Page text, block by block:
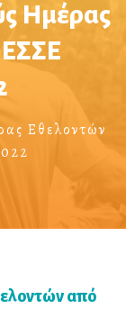
Ημέρας
Εθελοντών
από